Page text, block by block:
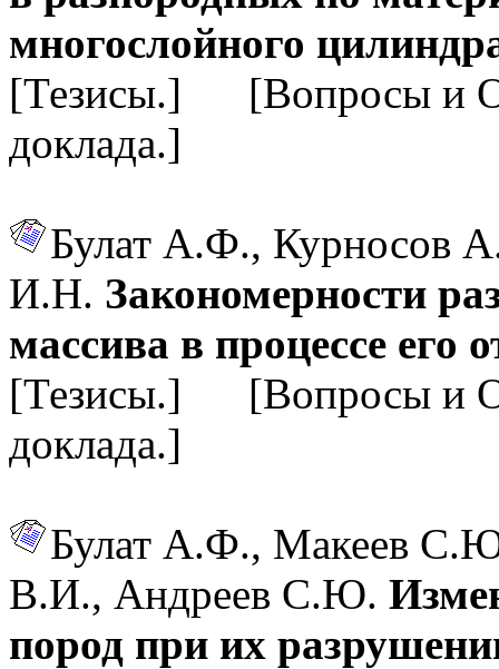
многослойного
[Тезисы.] [Вопросы и
доклада.]
Булат А.Ф., Курносов
И.Н. Закономерности
массива в процессе его
[Тезисы.] [Вопросы и
доклада.]
Булат А.Ф., Макеев
В.И., Андреев С.Ю.
пород при их